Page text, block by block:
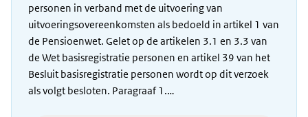
personen in verband met de uitvoering van
uitvoeringsovereenkomsten als bedoeld in artikel 1 van
de Pensioenwet. Gelet op de artikelen 3.1 en 3.3 van
de Wet basisregistratie personen en artikel 39 van het
Besluit basisregistratie personen wordt op dit verzoek
als volgt besloten. Paragraaf 1.…